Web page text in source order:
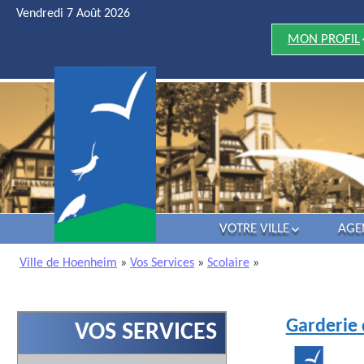
Vendredi 7 Août 2026
MON PROFIL
HOENHEIM
MES
VONT À
JE VEUX
PRATIQUER
ACTIVITÉ
LOISIRS
DANS MA
J’AI UNE
ENTREPRISE
VOTRE VILLE
HISTOIRE
LES LOISIRS
INFOS UTILES
Ville de Hoenheim » Vos Services » Scolaire »
VOS SERVICES Garderie